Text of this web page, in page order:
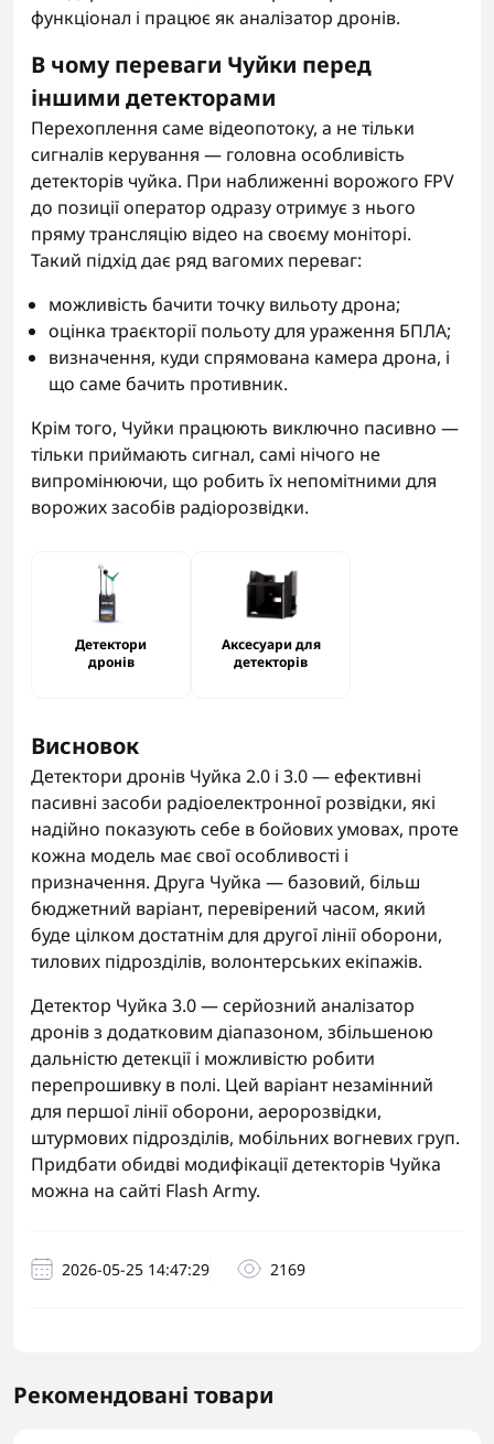
функціонал і працює як аналізатор дронів.
В чому переваги Чуйки перед
іншими детекторами
Перехоплення саме відеопотоку, а не тільки
сигналів керування — головна особливість
детекторів чуйка. При наближенні ворожого FPV
до позиції оператор одразу отримує з нього
пряму трансляцію відео на своєму моніторі.
Такий підхід дає ряд вагомих переваг:
можливість бачити точку вильоту дрона;
оцінка траєкторії польоту для ураження БПЛА;
визначення, куди спрямована камера дрона, і
що саме бачить противник.
Крім того, Чуйки працюють виключно пасивно —
тільки приймають сигнал, самі нічого не
випромінюючи, що робить їх непомітними для
ворожих засобів радіорозвідки.
Детектори
дронів
Аксесуари для
детекторів
Висновок
Детектори дронів Чуйка 2.0 і 3.0 — ефективні
пасивні засоби радіоелектронної розвідки, які
надійно показують себе в бойових умовах, проте
кожна модель має свої особливості і
призначення. Друга Чуйка — базовий, більш
бюджетний варіант, перевірений часом, який
буде цілком достатнім для другої лінії оборони,
тилових підрозділів, волонтерських екіпажів.
Детектор Чуйка 3.0 — серйозний аналізатор
дронів з додатковим діапазоном, збільшеною
дальністю детекції і можливістю робити
перепрошивку в полі. Цей варіант незамінний
для першої лінії оборони, аеророзвідки,
штурмових підрозділів, мобільних вогневих груп.
Придбати обидві модифікації детекторів Чуйка
можна на сайті Flash Army.
2026-05-25 14:47:29 2169
Рекомендовані товари